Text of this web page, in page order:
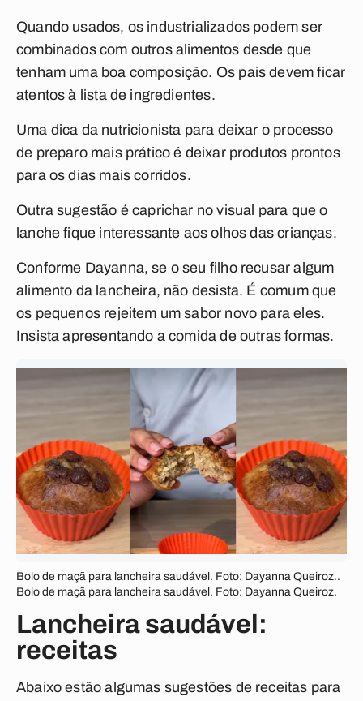
Quando usados, os industrializados podem ser
combinados com outros alimentos desde que
tenham uma boa composição. Os pais devem ficar
atentos à lista de ingredientes.
Uma dica da nutricionista para deixar o processo
de preparo mais prático é deixar produtos prontos
para os dias mais corridos.
Outra sugestão é caprichar no visual para que o
lanche fique interessante aos olhos das crianças.
Conforme Dayanna, se o seu filho recusar algum
alimento da lancheira, não desista. É comum que
os pequenos rejeitem um sabor novo para eles.
Insista apresentando a comida de outras formas.
Bolo de maçã para lancheira saudável. Foto: Dayanna Queiroz..
Bolo de maçã para lancheira saudável. Foto: Dayanna Queiroz.
Lancheira saudável:
receitas
Abaixo estão algumas sugestões de receitas para